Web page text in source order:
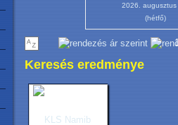
2026. augusztus
(hétfő)
Keresés eredménye